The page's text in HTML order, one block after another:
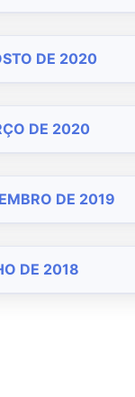
DE 2020
DE 2020
DE 2019
DE 2018